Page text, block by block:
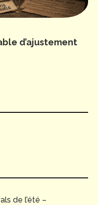
d’ajustement
de l’été –